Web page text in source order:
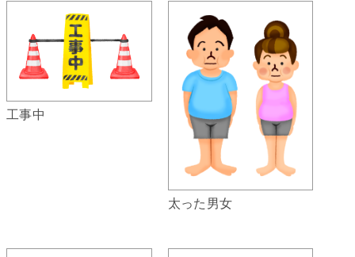
工事中
太った男女